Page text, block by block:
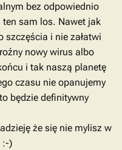
bez odpowiednio
sam los. Nawet jak
szczęścia i nie załatwi
nowy wirus albo
i tak naszą planetę
czasu nie opanujemy
będzie definitywny
że się nie mylisz w
:-)